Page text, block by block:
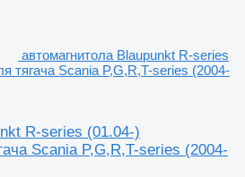
автомагнитола Blaupunkt R-series
тягача Scania P,G,R,T-series (2004-
R-series (01.04-)
Scania P,G,R,T-series (2004-